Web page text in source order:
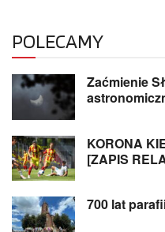
POLECAMY
Zaćmienie
KORONA
[ZAPIS
700 lat